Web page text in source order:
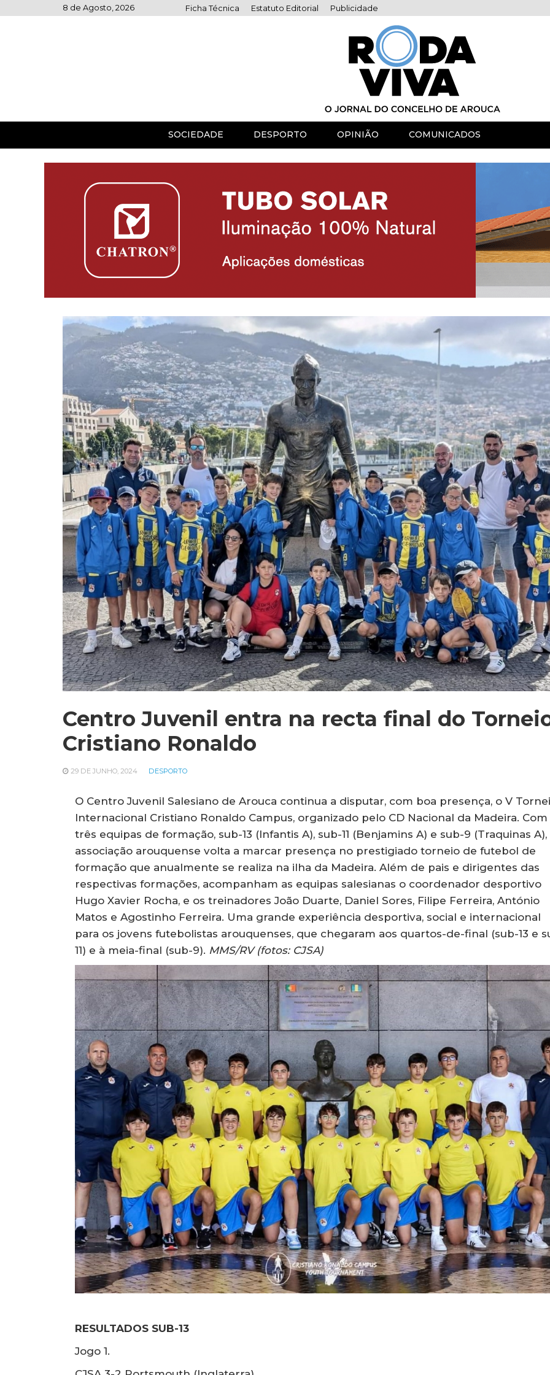
to
8 de Agosto, 2026 Ficha Técnica Estatuto Editorial Publicidade
SOCIEDADE DESPORTO OPINIÃO COMUNICADOS
Centro Juvenil entra na recta final do
Cristiano Ronaldo
29 DE JUNHO, 2024 DESPORTO
O Centro Juvenil Salesiano de Arouca continua a disputar, com boa presença, o V
Internacional Cristiano Ronaldo Campus, organizado pelo CD Nacional da Madeira. Com
três equipas de formação, sub-13 (Infantis A), sub-11 (Benjamins A) e sub-9 (Traquinas A),
associação arouquense volta a marcar presença no prestigiado torneio de futebol de
formação que anualmente se realiza na ilha da Madeira. Além de pais e dirigentes das
respectivas formações, acompanham as equipas salesianas o coordenador desportivo
Hugo Xavier Rocha, e os treinadores João Duarte, Daniel Sores, Filipe Ferreira, António
Matos e Agostinho Ferreira. Uma grande experiência desportiva, social e internacional
para os jovens futebolistas arouquenses, que chegaram aos quartos-de-final (sub-13 e
11) e à meia-final (sub-9). MMS/RV (fotos: CJSA)
RESULTADOS SUB-13
Jogo 1.